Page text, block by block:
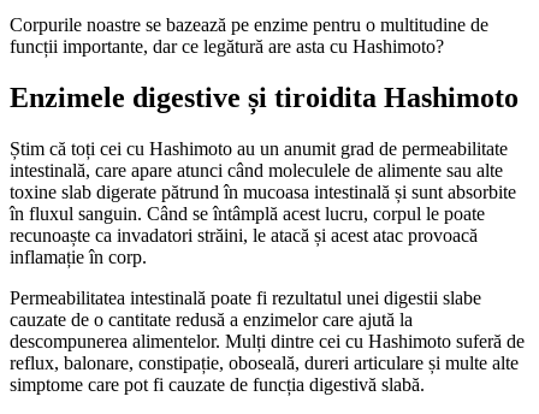
Corpurile noastre se bazează pe enzime pentru o multitudine de
funcții importante, dar ce legătură are asta cu Hashimoto?
Enzimele digestive și tiroidita Hashimoto
Știm că toți cei cu Hashimoto au un anumit grad de permeabilitate
intestinală, care apare atunci când moleculele de alimente sau alte
toxine slab digerate pătrund în mucoasa intestinală și sunt absorbite
în fluxul sanguin. Când se întâmplă acest lucru, corpul le poate
recunoaște ca invadatori străini, le atacă și acest atac provoacă
inflamație în corp.
Permeabilitatea intestinală poate fi rezultatul unei digestii slabe
cauzate de o cantitate redusă a enzimelor care ajută la
descompunerea alimentelor. Mulți dintre cei cu Hashimoto suferă de
reflux, balonare, constipație, oboseală, dureri articulare și multe alte
simptome care pot fi cauzate de funcția digestivă slabă.